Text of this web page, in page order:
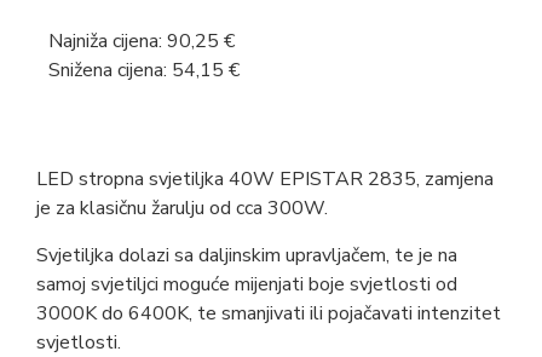
Najniža cijena: 90,25 €
Snižena cijena: 54,15 €
LED stropna svjetiljka 40W EPISTAR 2835, zamjena
je za klasičnu žarulju od cca 300W.
Svjetiljka dolazi sa daljinskim upravljačem, te je na
samoj svjetiljci moguće mijenjati boje svjetlosti od
3000K do 6400K, te smanjivati ili pojačavati intenzitet
svjetlosti.